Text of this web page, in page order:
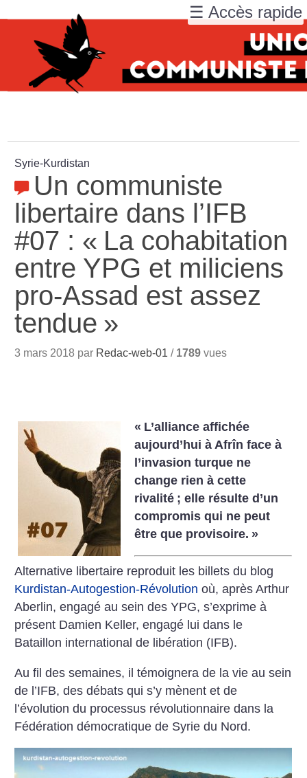
Syrie-Kurdistan
Un communiste
libertaire dans l’IFB
#07 : « La cohabitation
entre YPG et miliciens
pro-Assad est assez
tendue »
3 mars 2018 par Redac-web-01 / 1789 vues
« L’alliance affichée
aujourd’hui à Afrîn face à
l’invasion turque ne
change rien à cette
rivalité ; elle résulte d’un
compromis qui ne peut
être que provisoire. »
Alternative libertaire reproduit les billets du blog
Kurdistan-Autogestion-Révolution où, après Arthur
Aberlin, engagé au sein des YPG, s’exprime à
présent Damien Keller, engagé lui dans le
Bataillon international de libération (IFB).
Au fil des semaines, il témoignera de la vie au sein
de l’IFB, des débats qui s’y mènent et de
l’évolution du processus révolutionnaire dans la
Fédération démocratique de Syrie du Nord.
☰ Accès rapide